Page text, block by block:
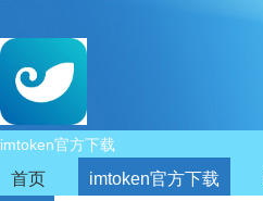
imtoken官方下载
首页 imtoken官方下载